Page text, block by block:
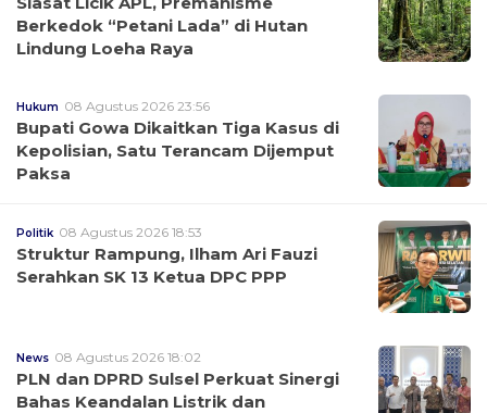
Berkedok “Petani Lada” di Hutan
Lindung Loeha Raya
Hukum 08 Agustus 2026 23:56
Bupati Gowa Dikaitkan Tiga Kasus di
Kepolisian, Satu Terancam Dijemput
Paksa
Politik 08 Agustus 2026 18:53
Struktur Rampung, Ilham Ari Fauzi
Serahkan SK 13 Ketua DPC PPP
News 08 Agustus 2026 18:02
PLN dan DPRD Sulsel Perkuat Sinergi
Bahas Keandalan Listrik dan